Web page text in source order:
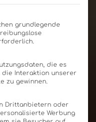
Gruppen, für die eine
grundlegende
die es
die Interaktion unserer
zu gewinnen.
Drittanbietern oder
Werbung